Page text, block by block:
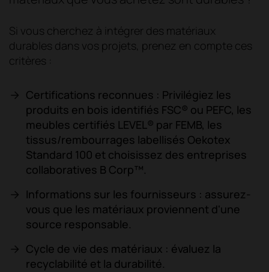
Si vous cherchez à intégrer des matériaux
durables dans vos projets, prenez en compte ces
critères :
Certifications reconnues : Privilégiez les
produits en bois identifiés FSC® ou PEFC, les
meubles certifiés LEVEL® par FEMB, les
tissus/rembourrages labellisés Oekotex
Standard 100 et choisissez des entreprises
collaboratives B Corp™.
Informations sur les fournisseurs : assurez-
vous que les matériaux proviennent d'une
source responsable.
Cycle de vie des matériaux : évaluez la
recyclabilité et la durabilité.